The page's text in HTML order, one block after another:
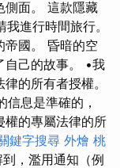
側面。 這款隱藏
進行時間旅行。
帝國。 昏暗的空
自己的故事。 •我
的所有者授權。
信息是準確的，
權的專屬法律的所
鍵字搜尋 外燴 桃
，濫用通知（例